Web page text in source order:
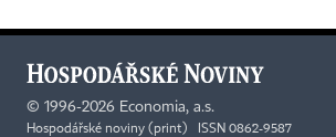
© 1996-2026 Economia, a.s.
Hospodářské noviny (print) ISSN 0862-9587